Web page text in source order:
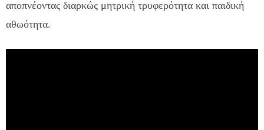
αποπνέοντας διαρκώς μητρική τρυφερότητα και παιδική
αθωότητα.